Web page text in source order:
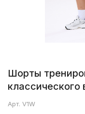
Шорты
классического
Арт. V1W